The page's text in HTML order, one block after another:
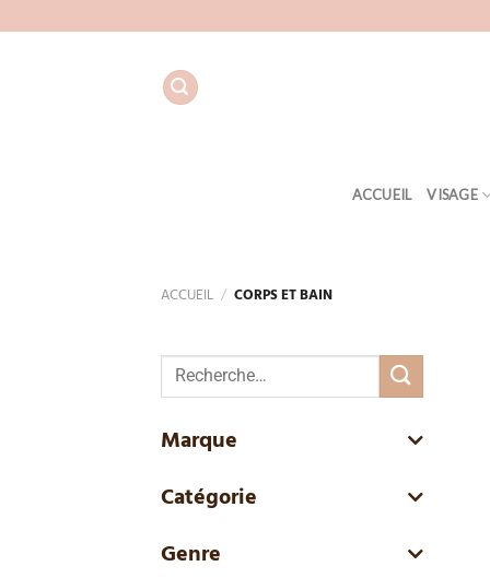
au
ACCUEIL VISAGE
ACCUEIL / CORPS ET BAIN
Recherche
pour :
Marque
Catégorie
Genre